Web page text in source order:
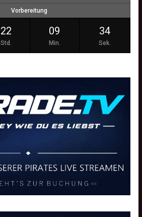
Vorbereitung
22
Std.
09
Min.
33
Sek.